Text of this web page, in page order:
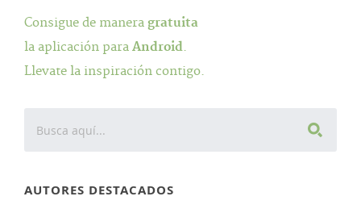
Consigue de manera gratuita
la aplicación para Android.
Llevate la inspiración contigo.
AUTORES DESTACADOS